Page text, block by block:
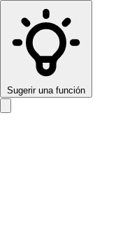
Sugerir una función